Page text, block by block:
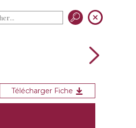
Télécharger Fiche